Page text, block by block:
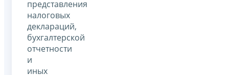
представления
налоговых
деклараций,
бухгалтерской
отчетности
и
иных